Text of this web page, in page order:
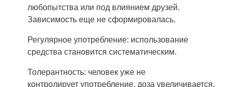
любопытства или под влиянием друзей.
Зависимость еще не сформировалась.
Регулярное употребление: использование
средства становится систематическим.
Толерантность: человек уже не
контролирует употребление, доза увеличивается.